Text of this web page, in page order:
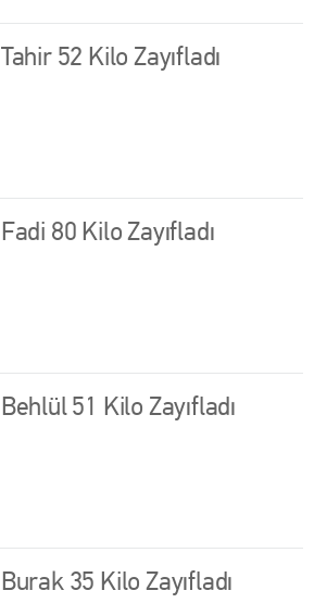
Tahir 52 Kilo Zayıfladı
Fadi 80 Kilo Zayıfladı
Behlül 51 Kilo Zayıfladı
Burak 35 Kilo Zayıfladı